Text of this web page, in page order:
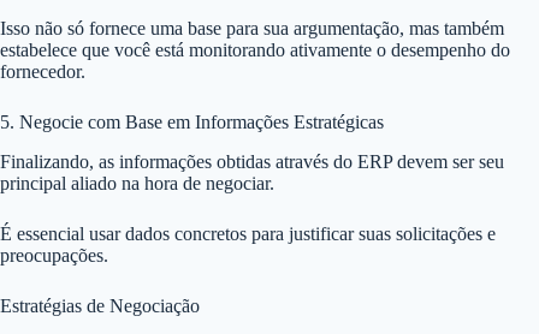
Isso não só fornece uma base para sua argumentação, mas também
estabelece que você está monitorando ativamente o desempenho do
fornecedor.
5. Negocie com Base em Informações Estratégicas
Finalizando, as informações obtidas através do ERP devem ser seu
principal aliado na hora de negociar.
É essencial usar dados concretos para justificar suas solicitações e
preocupações.
Estratégias de Negociação